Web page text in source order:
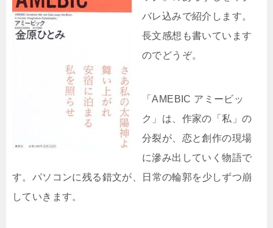
バレ込みで紹介します。
長文感想も書いています
のでどうぞ。
「AMEBIC アミービッ
ク」は、作家の「私」の
分裂が、恋と創作の現場
に滲み出していく物語で
す。パソコンに残る錯文が、日常の輪郭を少しずつ崩
していきます。